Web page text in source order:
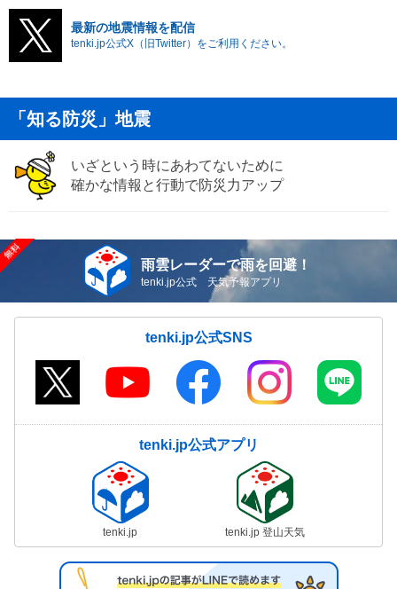
最新の地震情報を配信
tenki.jp公式X（旧Twitter）をご利用ください。
「知る防災」地震
いざという時にあわてないために
確かな情報と行動で防災力アップ
雨雲レーダーで雨を回避！
tenki.jp公式 天気予報アプリ
tenki.jp公式SNS
tenki.jp公式アプリ
tenki.jp tenki.jp 登山天気